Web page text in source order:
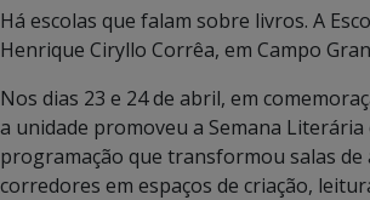
Há escolas que falam sobre livros. A
Henrique Ciryllo Corrêa, em Campo
Nos dias 23 e 24 de abril, em
a unidade promoveu a Semana Literária
programação que transformou salas de
corredores em espaços de criação,